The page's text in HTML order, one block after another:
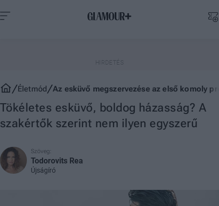
Életmód Az esküvő megszervezése az első komoly
Tökéletes esküvő, boldog házasság? A
szakértők szerint nem ilyen egyszerű
Szöveg:
Todorovits Rea
Újságíró